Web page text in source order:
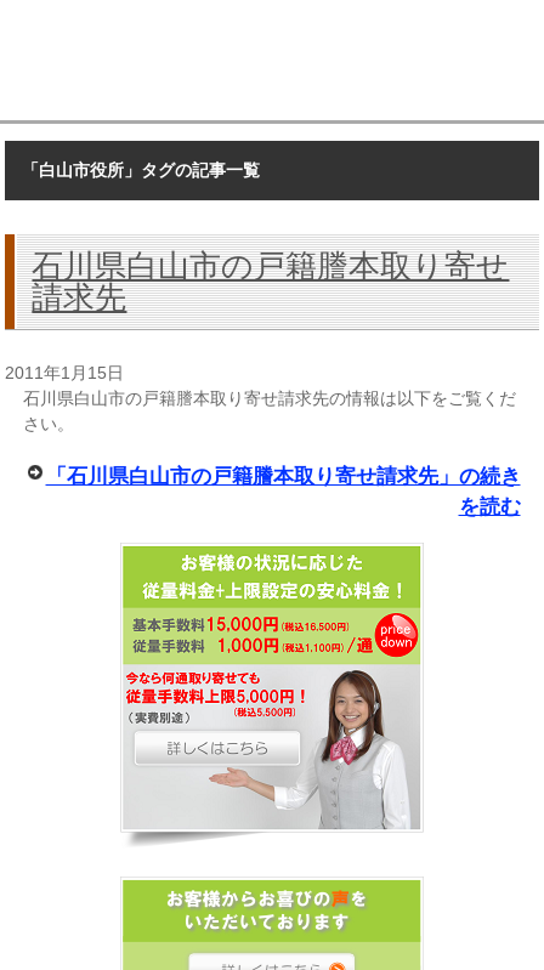
「白山市役所」タグの記事一覧
石川県白山市の戸籍謄本取り寄せ
請求先
2011年1月15日
石川県白山市の戸籍謄本取り寄せ請求先の情報は以下をご覧くだ
さい。
「石川県白山市の戸籍謄本取り寄せ請求先」の続き
を読む